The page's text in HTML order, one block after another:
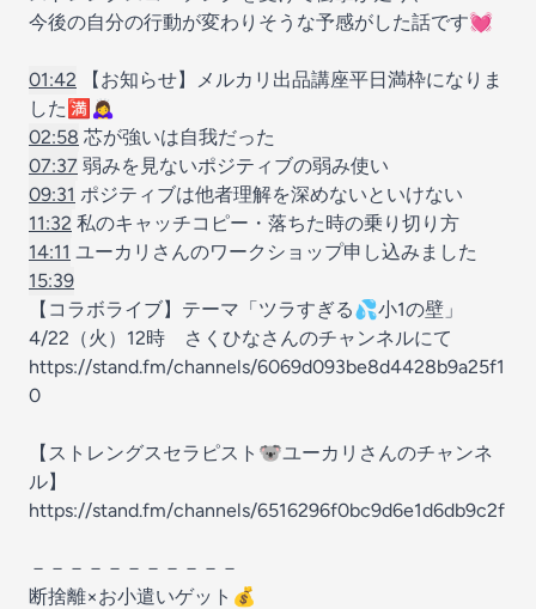
今後の自分の行動が変わりそうな予感がした話です💓
01:42 【お知らせ】メルカリ出品講座平日満枠になりま
した🈵🙇‍♀️
02:58 芯が強いは自我だった
07:37 弱みを見ないポジティブの弱み使い
09:31 ポジティブは他者理解を深めないといけない
11:32 私のキャッチコピー・落ちた時の乗り切り方
14:11 ユーカリさんのワークショップ申し込みました
15:39
【コラボライブ】テーマ「ツラすぎる💦小1の壁」
4/22（火）12時 さくひなさんのチャンネルにて
https://stand.fm/channels/6069d093be8d4428b9a25f1
0
【ストレングスセラピスト🐨ユーカリさんのチャンネ
ル】
https://stand.fm/channels/6516296f0bc9d6e1d6db9c2f
－－－－－－－－－－－
断捨離×お小遣いゲット💰